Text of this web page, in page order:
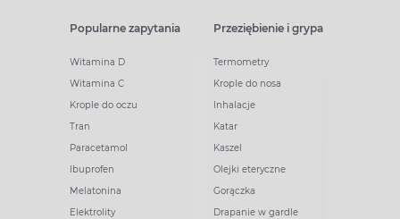
Popularne zapytania
Witamina D
Witamina C
Krople do oczu
Tran
Paracetamol
Ibuprofen
Melatonina
Elektrolity
Przeziębienie i grypa
Termometry
Krople do nosa
Inhalacje
Katar
Kaszel
Olejki eteryczne
Gorączka
Drapanie w gardle